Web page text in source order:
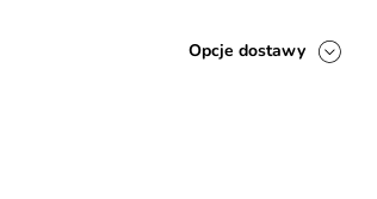
Opcje dostawy